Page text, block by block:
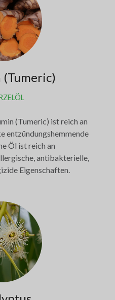
(Tumeric) ist reich an
entzündungshemmende
Öl ist reich an
antibakterielle,
Eigenschaften.